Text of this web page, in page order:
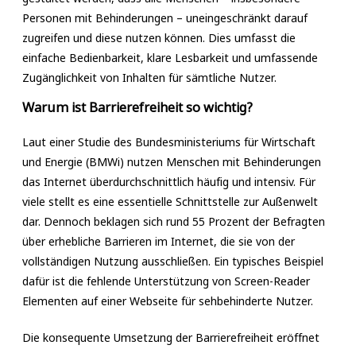
Personen mit Behinderungen – uneingeschränkt darauf
zugreifen und diese nutzen können. Dies umfasst die
einfache Bedienbarkeit, klare Lesbarkeit und umfassende
Zugänglichkeit von Inhalten für sämtliche Nutzer.
Warum ist Barrierefreiheit so wichtig?
Laut einer Studie des Bundesministeriums für Wirtschaft
und Energie (BMWi) nutzen Menschen mit Behinderungen
das Internet überdurchschnittlich häufig und intensiv. Für
viele stellt es eine essentielle Schnittstelle zur Außenwelt
dar. Dennoch beklagen sich rund 55 Prozent der Befragten
über erhebliche Barrieren im Internet, die sie von der
vollständigen Nutzung ausschließen. Ein typisches Beispiel
dafür ist die fehlende Unterstützung von Screen-Reader
Elementen auf einer Webseite für sehbehinderte Nutzer.
Die konsequente Umsetzung der Barrierefreiheit eröffnet